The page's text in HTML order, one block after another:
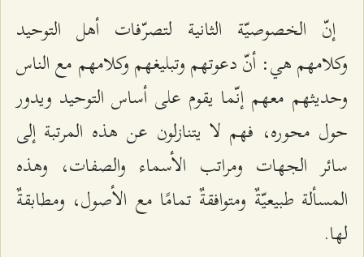
إنّ الخصوصيّة الثانية لتصرّفات أهل التوحيد
وكلامهم هي: أنّ دعوتهم وتبليغهم وكلامهم مع الناس
وحديثهم معهم إنّما يقوم على أساس التوحيد ويدور
حول محوره، فهم لا يتنازلون عن هذه المرتبة إلى
سائر الجهات ومراتب الأسماء والصفات، وهذه
المسألة طبيعيّةٌ ومتوافقةٌ تمامًا مع الأصول، ومطابقةٌ
لها.